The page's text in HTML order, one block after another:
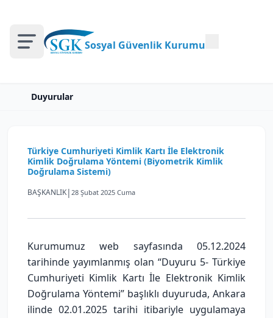
Sosyal Güvenlik Kurumu
Duyurular
Türkiye Cumhuriyeti Kimlik Kartı İle Elektronik
Kimlik Doğrulama Yöntemi (Biyometrik Kimlik
Doğrulama Sistemi)
BAŞKANLIK| 28 Şubat 2025 Cuma
Kurumumuz web sayfasında 05.12.2024
tarihinde yayımlanmış olan “Duyuru 5- Türkiye
Cumhuriyeti Kimlik Kartı İle Elektronik Kimlik
Doğrulama Yöntemi” başlıklı duyuruda, Ankara
ilinde 02.01.2025 tarihi itibariyle uygulamaya